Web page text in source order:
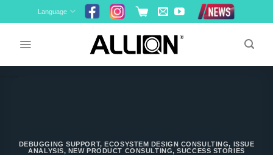
to
Language
DEBUGGING SUPPORT,ECOSYSTEM DESIGN CONSULTING, ISSUE
ANALYSIS, NEW PRODUCT CONSULTING,SUCCESS STORIES